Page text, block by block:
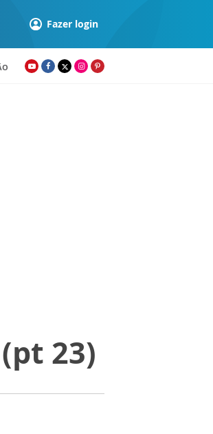
Fazer login
23)